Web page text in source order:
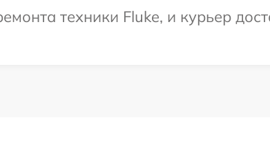
техники Fluke, и курьер